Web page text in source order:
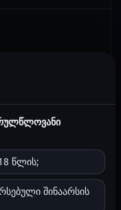
წლის;
შინაარსის